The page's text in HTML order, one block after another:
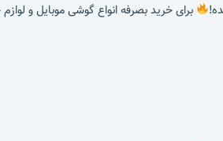
برای خرید بصرفه انواع گوشی موبایل و لوازم